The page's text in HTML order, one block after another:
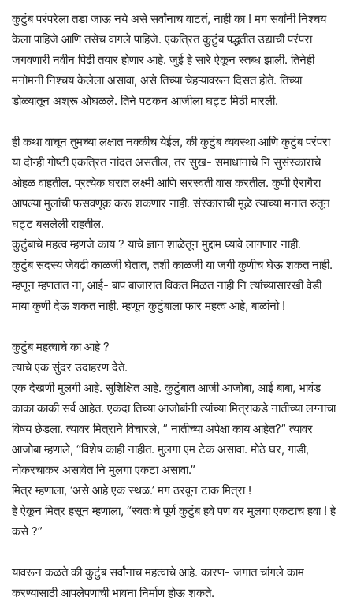
कुटुंब परंपरेला तडा जाऊ नये असे सर्वांनाच वाटतं, नाही का ! मग सर्वांनी निश्चय
केला पाहिजे आणि तसेच वागले पाहिजे. एकत्रित कुटुंब पद्धतीत उद्याची परंपरा
जगवणारी नवीन पिढी तयार होणार आहे. जुई हे सारे ऐकून स्तब्ध झाली. तिनेही
मनोमनी निश्चय केलेला असावा, असे तिच्या चेहऱ्यावरून दिसत होते. तिच्या
डोळ्यातून अश्रू ओघळले. तिने पटकन आजीला घट्ट मिठी मारली.
ही कथा वाचून तुमच्या लक्षात नक्कीच येईल, की कुटुंब व्यवस्था आणि कुटुंब परंपरा
या दोन्ही गोष्टी एकत्रित नांदत असतील, तर सुख- समाधानाचे नि सुसंस्काराचे
ओहळ वाहतील. प्रत्येक घरात लक्ष्मी आणि सरस्वती वास करतील. कुणी ऐरागैरा
आपल्या मुलांची फसवणूक करू शकणार नाही. संस्काराची मूळे त्याच्या मनात रुतून
घट्ट बसलेली राहतील.
कुटुंबाचे महत्व म्हणजे काय ? याचे ज्ञान शाळेतून मुद्दाम घ्यावे लागणार नाही.
कुटुंब सदस्य जेवढी काळजी घेतात, तशी काळजी या जगी कुणीच घेऊ शकत नाही.
म्हणून म्हणतात ना, आई- बाप बाजारात विकत मिळत नाही नि त्यांच्यासारखी वेडी
माया कुणी देऊ शकत नाही. म्हणून कुटुंबाला फार महत्व आहे, बाळांनो !
कुटुंब महत्वाचे का आहे ?
त्याचे एक सुंदर उदाहरण देते.
एक देखणी मुलगी आहे. सुशिक्षित आहे. कुटुंबात आजी आजोबा, आई बाबा, भावंड
काका काकी सर्व आहेत. एकदा तिच्या आजोबांनी त्यांच्या मित्राकडे नातीच्या लग्नाचा
विषय छेडला. त्यावर मित्राने विचारले, ” नातीच्या अपेक्षा काय आहेत?” त्यावर
आजोबा म्हणाले, “विशेष काही नाहीत. मुलगा एम टेक असावा. मोठे घर, गाडी,
नोकरचाकर असावेत नि मुलगा एकटा असावा.”
मित्र म्हणाला, ‘असे आहे एक स्थळ.’ मग ठरवून टाक मित्रा !
हे ऐकून मित्र हसून म्हणाला, “स्वतःचे पूर्ण कुटुंब हवे पण वर मुलगा एकटाच हवा ! हे
कसे ?”
यावरून कळते की कुटुंब सर्वांनाच महत्वाचे आहे. कारण- जगात चांगले काम
करण्यासाठी आपलेपणाची भावना निर्माण होऊ शकते.